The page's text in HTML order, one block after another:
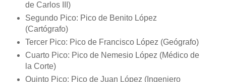
de Carlos III)
Segundo Pico: Pico de Benito López
(Cartógrafo)
Tercer Pico: Pico de Francisco López (Geógrafo)
Cuarto Pico: Pico de Nemesio López (Médico de
la Corte)
Quinto Pico: Pico de Juan López (Ingeniero